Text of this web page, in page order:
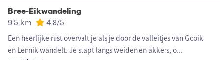
Bree-Eikwandeling
9.5 km 4.8/5
Een heerlijke rust overvalt je als je door de valleitjes van Gooik
en Lennik wandelt. Je stapt langs weiden en akkers, o...